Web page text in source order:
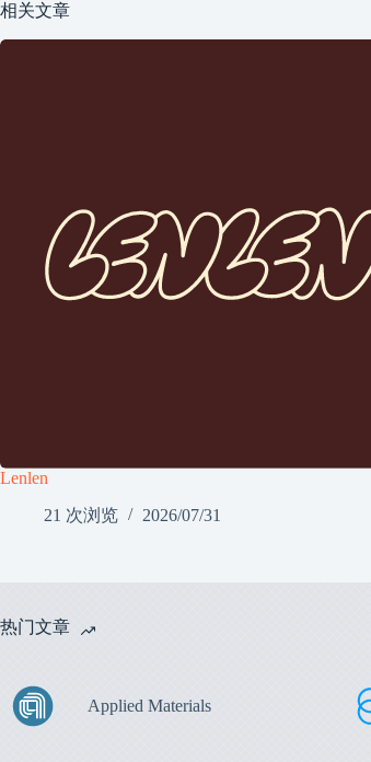
相关文章
Lenlen
21 次浏览
2026/07/31
热门文章
Applied Materials